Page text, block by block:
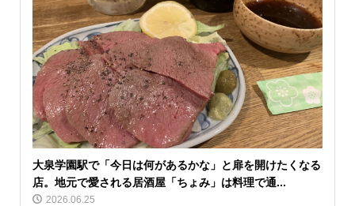
大泉学園駅で「今日は何があるかな」と扉を開けたくなる
店。地元で愛される居酒屋「ちょみ」は料理で通...
2026.06.25